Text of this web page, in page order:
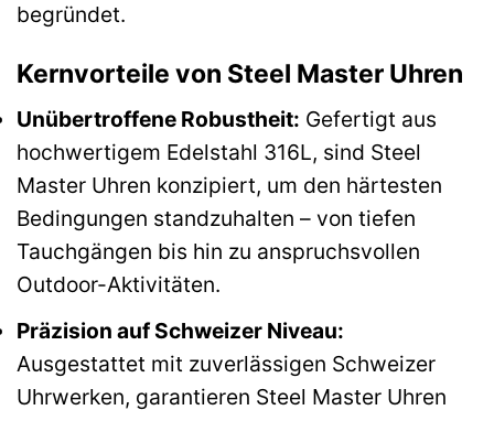
begründet.
Kernvorteile von Steel Master Uhren
Unübertroffene Robustheit: Gefertigt aus
hochwertigem Edelstahl 316L, sind Steel
Master Uhren konzipiert, um den härtesten
Bedingungen standzuhalten – von tiefen
Tauchgängen bis hin zu anspruchsvollen
Outdoor-Aktivitäten.
Präzision auf Schweizer Niveau:
Ausgestattet mit zuverlässigen Schweizer
Uhrwerken, garantieren Steel Master Uhren